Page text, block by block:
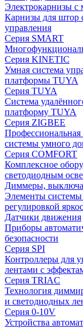
Электрокарнизы с
Карнизы для штор
управления
Серия SMART
Серия KINETIC
Умная система
платформы TUYA
Серия TUYA
Система
платформу TUYA
Серия ZIGBEE
Профессиональная
системы умного
Серия COMFORT
Комплексное
светодиодным
Диммеры,
Элементы
регулировкой
Датчики движения
Приборы
безопасности
Серия SPI
Контроллеры для
лентами с
Серия TRIAC
Технология
и светодиодных
Серия 0-10V
Устройства